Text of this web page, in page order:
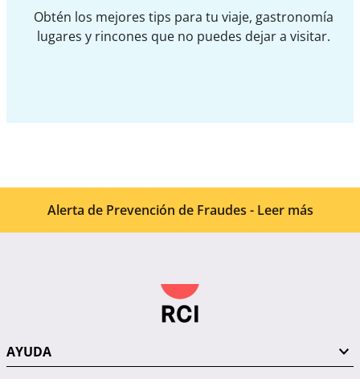
Obtén los mejores tips para tu viaje, gastronomía
lugares y rincones que no puedes dejar a visitar.
Alerta de Prevención de Fraudes - Leer más
AYUDA